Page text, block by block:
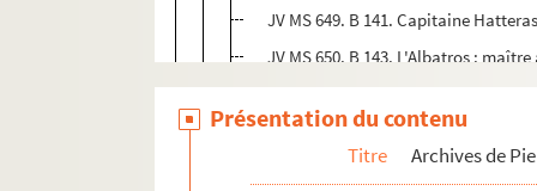
JV MS 649. B 141. Capitaine
JV MS 650. B 143. L'Albatros :
JV MS 651. B 149. A travers le
JV MS 652. B 211. Robur
JV MS 653. La tour de Montlhéry
Présentation du contenu
Titre Archives de